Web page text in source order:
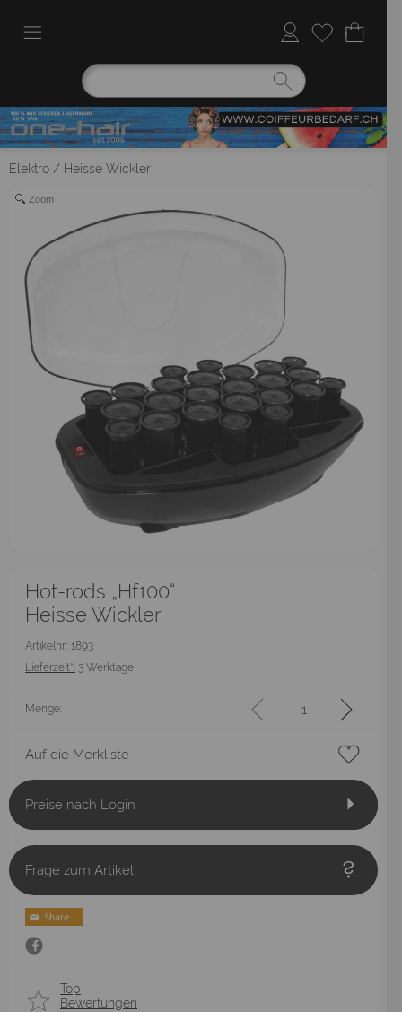
Elektro / Heisse Wickler
Zoom
Hot-rods „Hf100“
Heisse Wickler
Artikelnr.: 1893
Lieferzeit*: 3 Werktage
Menge:
Auf die Merkliste
Preise nach Login
Frage zum Artikel
Top
Bewertungen